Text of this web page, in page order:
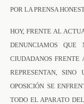
POR LA PRENSA
HOY, FRENTE AL
DENUNCIAMOS
CIUDADANOS FRENTE
REPRESENTAN,
OPOSICIÓN SE
TODO EL APARATO